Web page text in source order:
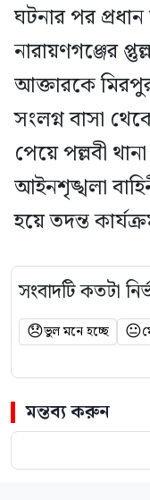
ঘটনার পর
নারায়ণগঞ্জের
আক্তারকে মিরপুর
সংলগ্ন বাসা
পেয়ে পল্লবী
আইনশৃঙ্খলা
হয়ে তদন্ত
সংবাদটি কতটা
😞ভুল মনে হচ্ছে 😐
মন্তব্য করুন